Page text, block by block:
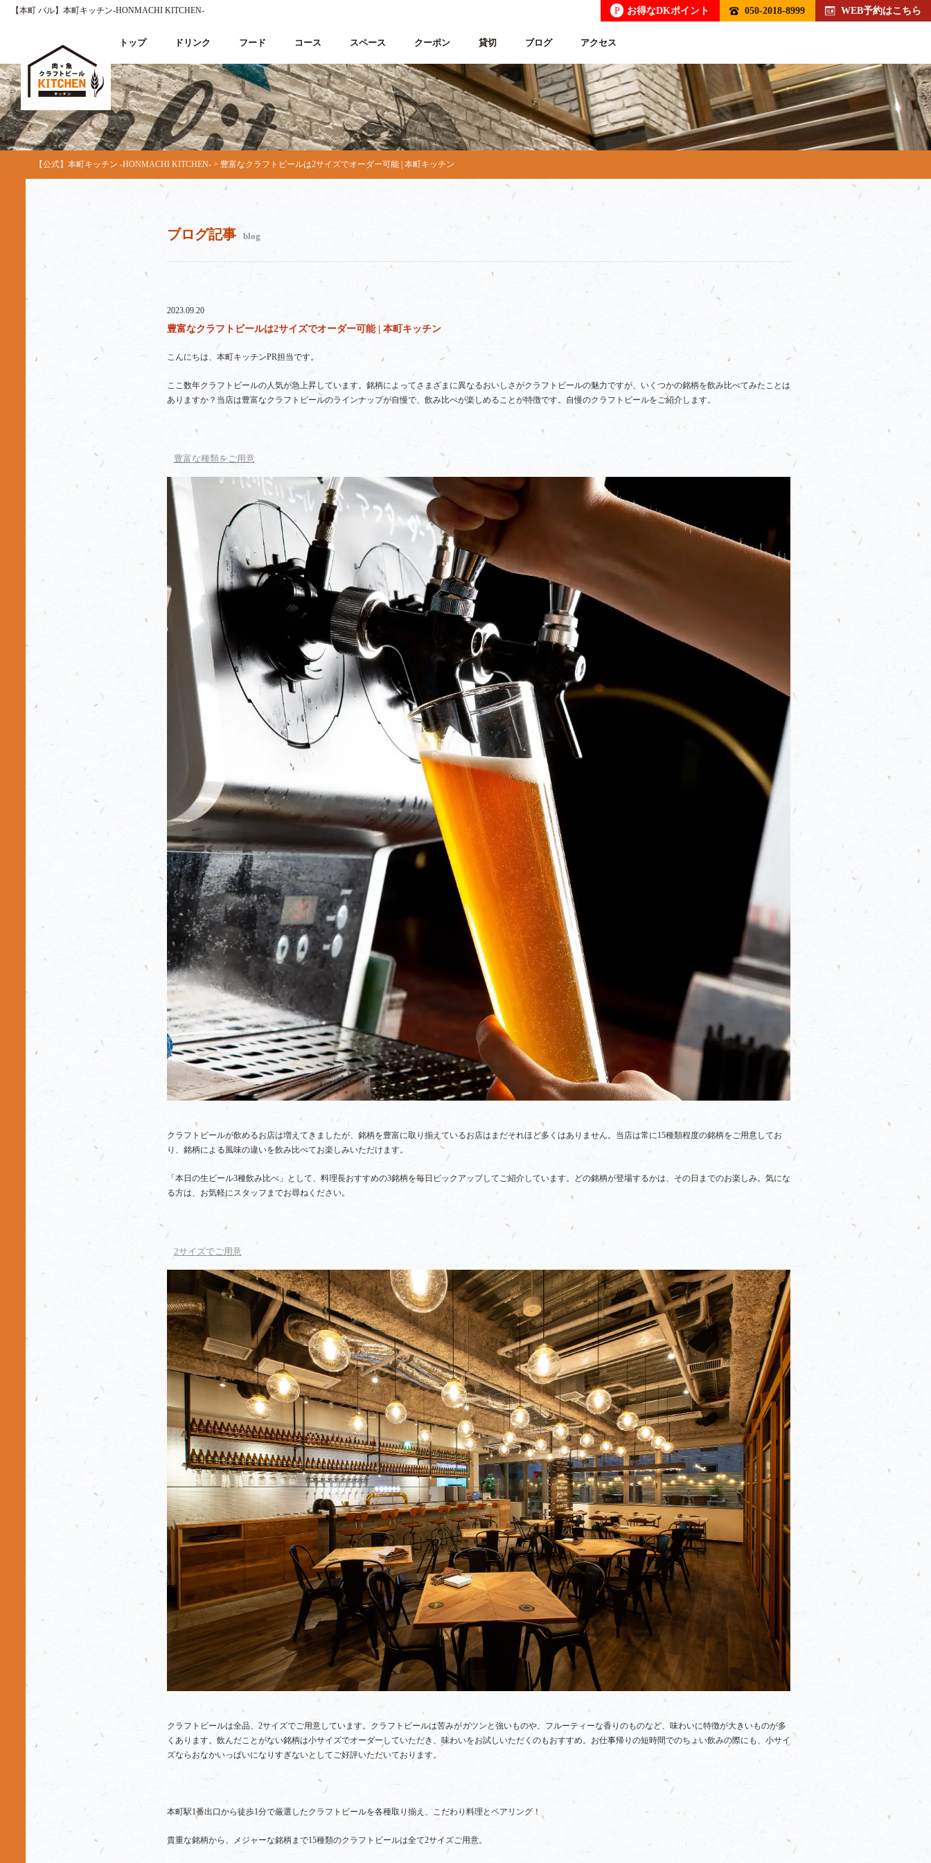
【本町 バル】本町キッチン‐HONMACHI KITCHEN‐ P お得なDKポイント 050-2018-8999 WEB予約はこちら
トップ ドリンク フード コース スペース クーポン 貸切 ブログ アクセス
【公式】本町キッチン ‐HONMACHI KITCHEN‐ > 豊富なクラフトビールは2サイズでオーダー可能 | 本町キッチン
ブログ記事 blog
2023.09.20
豊富なクラフトビールは2サイズでオーダー可能 | 本町キッチン
こんにちは、本町キッチンPR担当です。
ここ数年クラフトビールの人気が急上昇しています。銘柄によってさまざまに異なるおいしさがクラフトビールの魅力ですが、いくつかの銘柄を飲み比べてみたことは
ありますか？当店は豊富なクラフトビールのラインナップが自慢で、飲み比べが楽しめることが特徴です。自慢のクラフトビールをご紹介します。
豊富な種類をご用意
クラフトビールが飲めるお店は増えてきましたが、銘柄を豊富に取り揃えているお店はまだそれほど多くはありません。当店は常に15種類程度の銘柄をご用意してお
り、銘柄による風味の違いを飲み比べてお楽しみいただけます。
「本日の生ビール3種飲み比べ」として、料理長おすすめの3銘柄を毎日ピックアップしてご紹介しています。どの銘柄が登場するかは、その日までのお楽しみ。気にな
る方は、お気軽にスタッフまでお尋ねください。
2サイズでご用意
クラフトビールは全品、2サイズでご用意しています。クラフトビールは苦みがガツンと強いものや、フルーティーな香りのものなど、味わいに特徴が大きいものが多
くあります。飲んだことがない銘柄は小サイズでオーダーしていただき、味わいをお試しいただくのもおすすめ。お仕事帰りの短時間でのちょい飲みの際にも、小サイ
ズならおなかいっぱいになりすぎないとしてご好評いただいております。
本町駅1番出口から徒歩1分で厳選したクラフトビールを各種取り揃え、こだわり料理とペアリング！
貴重な銘柄から、メジャーな銘柄まで15種類のクラフトビールは全て2サイズご用意。